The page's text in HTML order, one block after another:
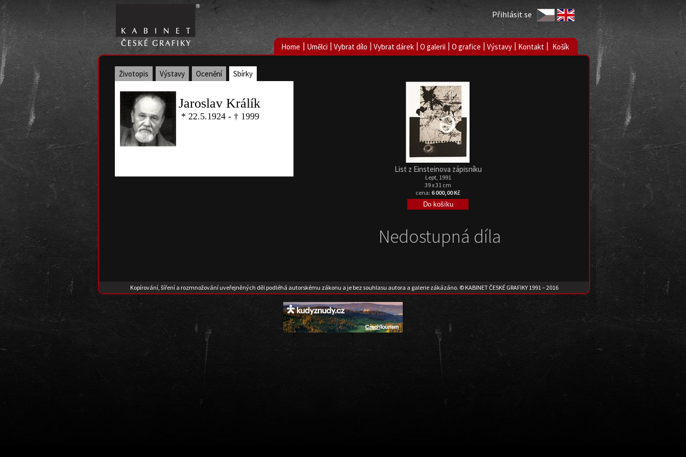
Přihlásit se
Home | Umělci | Vybrat dílo | Vybrat dárek | O galerii | O grafice | Výstavy | Kontakt | Košík
Životopis Výstavy Ocenění Sbírky
Jaroslav Králík
* 22.5.1924 - † 1999
List z Einsteinova zápisníku
Lept, 1991
39 x 31 cm
cena: 6 000,00 Kč
Nedostupná díla
Kopírování, šíření a rozmnožování uveřejněných děl podléhá autorskému zákonu a je bez souhlasu autora a galerie zákázáno. © KABINET ČESKÉ GRAFIKY 1991 – 2016